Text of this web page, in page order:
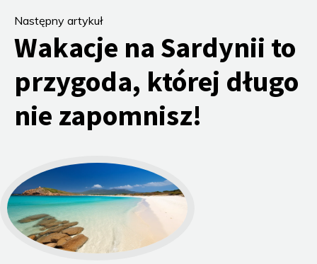
Następny artykuł
Wakacje na Sardynii to
przygoda, której długo
nie zapomnisz!